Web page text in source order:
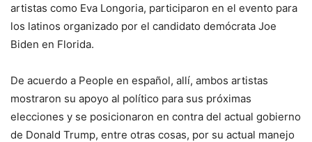
artistas como Eva Longoria, participaron en el evento para
los latinos organizado por el candidato demócrata Joe
Biden en Florida.
De acuerdo a People en español, allí, ambos artistas
mostraron su apoyo al político para sus próximas
elecciones y se posicionaron en contra del actual gobierno
de Donald Trump, entre otras cosas, por su actual manejo